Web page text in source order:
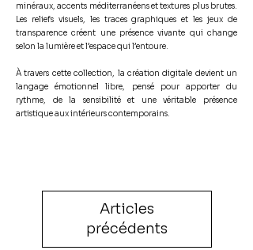
minéraux, accents méditerranéens et textures plus brutes.
Les reliefs visuels, les traces graphiques et les jeux de
transparence créent une présence vivante qui change
selon la lumière et l’espace qui l’entoure.
À travers cette collection, la création digitale devient un
langage émotionnel libre, pensé pour apporter du
rythme, de la sensibilité et une véritable présence
artistique aux intérieurs contemporains.
Articles
précédents